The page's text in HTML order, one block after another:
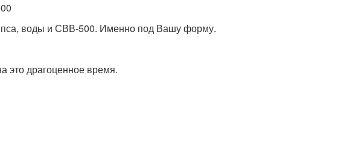
воды и СВВ-500. Именно под Вашу форму.
это драгоценное время.